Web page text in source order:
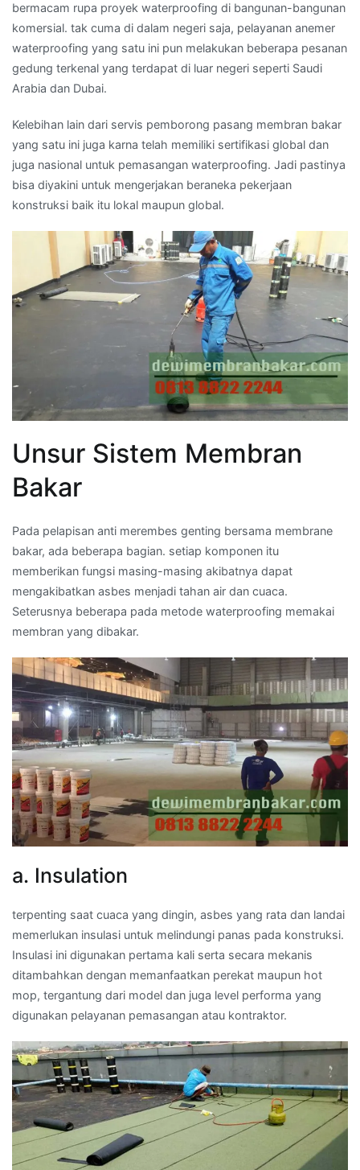
bermacam rupa proyek waterproofing di bangunan-bangunan
komersial. tak cuma di dalam negeri saja, pelayanan anemer
waterproofing yang satu ini pun melakukan beberapa pesanan
gedung terkenal yang terdapat di luar negeri seperti Saudi
Arabia dan Dubai.
Kelebihan lain dari servis pemborong pasang membran bakar
yang satu ini juga karna telah memiliki sertifikasi global dan
juga nasional untuk pemasangan waterproofing. Jadi pastinya
bisa diyakini untuk mengerjakan beraneka pekerjaan
konstruksi baik itu lokal maupun global.
Unsur Sistem Membran
Bakar
Pada pelapisan anti merembes genting bersama membrane
bakar, ada beberapa bagian. setiap komponen itu
memberikan fungsi masing-masing akibatnya dapat
mengakibatkan asbes menjadi tahan air dan cuaca.
Seterusnya beberapa pada metode waterproofing memakai
membran yang dibakar.
a. Insulation
terpenting saat cuaca yang dingin, asbes yang rata dan landai
memerlukan insulasi untuk melindungi panas pada konstruksi.
Insulasi ini digunakan pertama kali serta secara mekanis
ditambahkan dengan memanfaatkan perekat maupun hot
mop, tergantung dari model dan juga level performa yang
digunakan pelayanan pemasangan atau kontraktor.